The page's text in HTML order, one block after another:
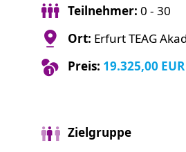
Teilnehmer: 0 - 30
Ort: Erfurt TEAG
Preis: 19.325,00 EUR
Zielgruppe